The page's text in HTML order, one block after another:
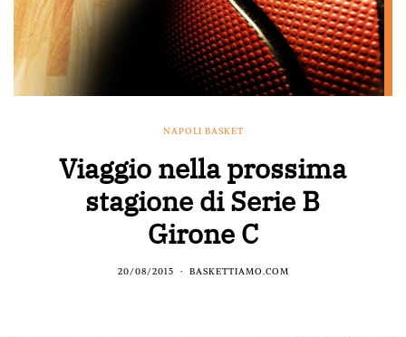
NAPOLI BASKET
Viaggio nella prossima
stagione di Serie B
Girone C
20/08/2015 BASKETTIAMO.COM